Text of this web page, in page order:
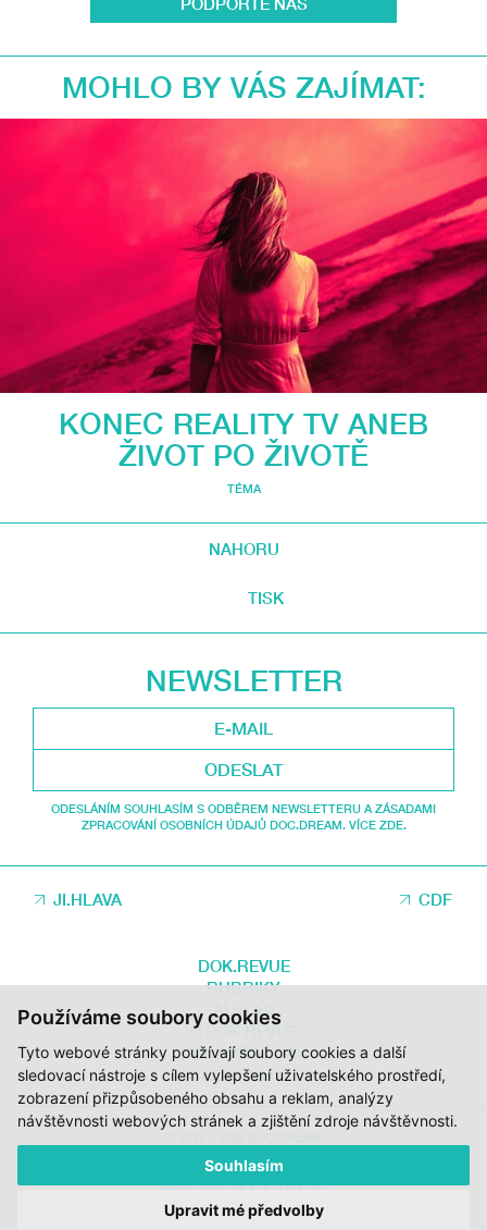
Používáme soubory cookies
Tyto webové stránky používají soubory cookies a další
sledovací nástroje s cílem vylepšení uživatelského prostředí,
zobrazení přizpůsobeného obsahu a reklam, analýzy
návštěvnosti webových stránek a zjištění zdroje návštěvnosti.
Souhlasím
Upravit mé předvolby
MOHLO BY VÁS ZAJÍMAT:
KONEC REALITY TV ANEB
ŽIVOT PO ŽIVOTĚ
TÉMA
NAHORU
TISK
NEWSLETTER
ODESLAT
ODESLÁNÍM SOUHLASÍM S ODBĚREM NEWSLETTERU A ZÁSADAMI
ZPRACOVÁNÍ OSOBNÍCH ÚDAJŮ DOC.DREAM. VÍCE ZDE.
JI.HLAVA CDF
DOK.REVUE
RUBRIKY
AUTOŘI
O DOK.REVUE
PODPOŘTE NÁS
KONTAKTY
ZA PODPORY STÁTNÍHO FONDU KINEMATOGRAFIE, KRAJE VYSOČINA A
MINISTERSTVA KULTURY ČR.
DESIGN:HMSDESIGN KÓD:S2 STUDIO